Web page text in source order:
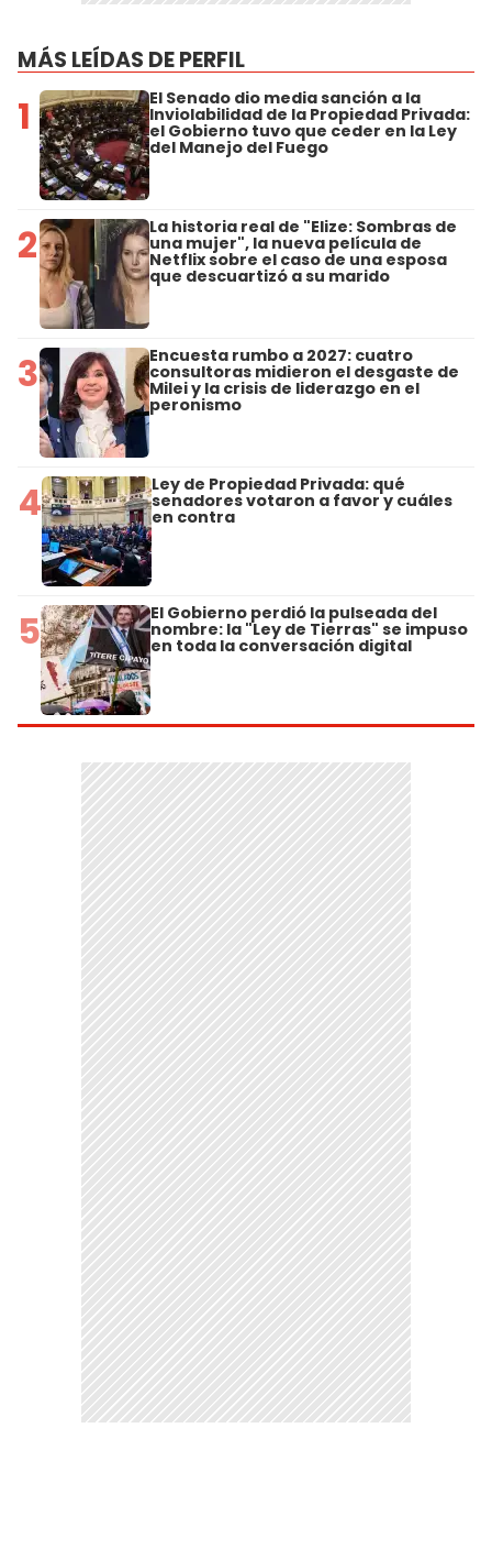
MÁS LEÍDAS DE PERFIL
1 El Senado dio media sanción a la
Inviolabilidad de la Propiedad Privada:
el Gobierno tuvo que ceder en la Ley
del Manejo del Fuego
2 La historia real de "Elize: Sombras de
una mujer", la nueva película de
Netflix sobre el caso de una esposa
que descuartizó a su marido
3 Encuesta rumbo a 2027: cuatro
consultoras midieron el desgaste de
Milei y la crisis de liderazgo en el
peronismo
4 Ley de Propiedad Privada: qué
senadores votaron a favor y cuáles
en contra
5 El Gobierno perdió la pulseada del
nombre: la "Ley de Tierras" se impuso
en toda la conversación digital